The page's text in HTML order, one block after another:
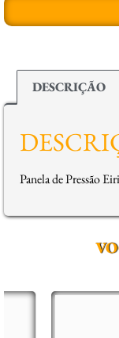
DESCRIÇÃO
Panela de Pressão